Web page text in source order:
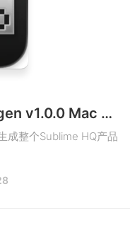
Sublime All Products Keygen v1.0.0 Mac Sublime序列号生成器注册器
成整个Sublime HQ产品